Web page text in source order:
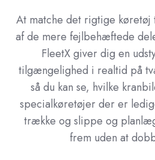
At matche det rigtige
af de mere fejlbehæftede
FleetX giver dig en
tilgængelighed i realtid på
så du kan se, hvilke
specialkøretøjer der er
trække og slippe og
frem uden at